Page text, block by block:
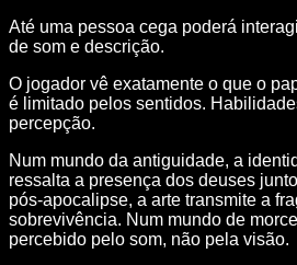
Até uma pessoa cega poderá
de som e descrição.
O jogador vê exatamente o que o
é limitado pelos sentidos.
percepção.
Num mundo da antiguidade, a
ressalta a presença dos deuses
pós-apocalipse, a arte transmite a
sobrevivência. Num mundo de
percebido pelo som, não pela visão.